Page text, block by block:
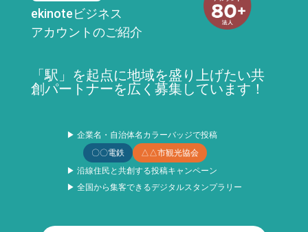
ekinoteビジネス
アカウントのご紹介
「駅」を起点に地域を盛り上げたい共
創パートナーを広く募集しています！
▶ 企業名・自治体名カラーバッジで投稿
〇〇電鉄
△△市観光協会
▶ 沿線住民と共創する投稿キャンペーン
▶ 全国から集客できるデジタルスタンプラリー